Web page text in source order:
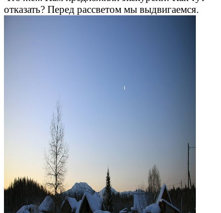
отказать? Перед рассветом мы выдвигаемся.